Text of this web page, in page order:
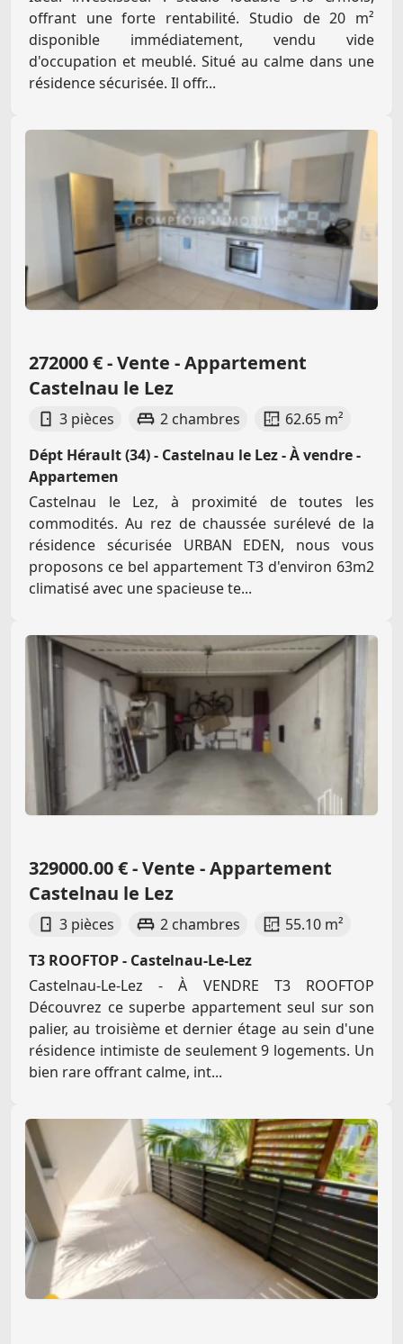
offrant une forte rentabilité. Studio de 20 m²
disponible immédiatement, vendu vide
d'occupation et meublé. Situé au calme dans une
résidence sécurisée. Il offr...
272000 € - Vente - Appartement
Castelnau le Lez
3 pièces 2 chambres
62.65 m²
Dépt Hérault (34) - Castelnau le Lez - À vendre -
Appartemen
Castelnau le Lez, à proximité de toutes les
commodités. Au rez de chaussée surélevé de la
résidence sécurisée URBAN EDEN, nous vous
proposons ce bel appartement T3 d'environ 63m2
climatisé avec une spacieuse te...
329000.00 € - Vente - Appartement
Castelnau le Lez
3 pièces 2 chambres
55.10 m²
T3 ROOFTOP - Castelnau-Le-Lez
Castelnau-Le-Lez - À VENDRE T3 ROOFTOP
Découvrez ce superbe appartement seul sur son
palier, au troisième et dernier étage au sein d'une
résidence intimiste de seulement 9 logements. Un
bien rare offrant calme, int...